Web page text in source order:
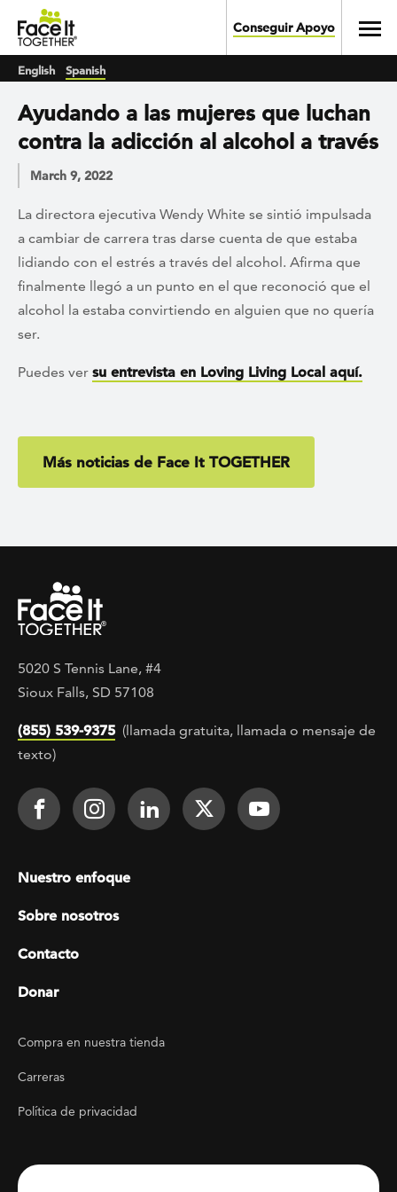
Skip to main content
Conseguir Apoyo
English Spanish
Ayudando a las mujeres que luchan
contra la adicción al alcohol a través
March 9, 2022
La directora ejecutiva Wendy White se sintió impulsada
a cambiar de carrera tras darse cuenta de que estaba
lidiando con el estrés a través del alcohol. Afirma que
finalmente llegó a un punto en el que reconoció que el
alcohol la estaba convirtiendo en alguien que no quería
ser.
Puedes ver su entrevista en Loving Living Local aquí.
Más noticias de Face It TOGETHER
5020 S Tennis Lane, #4
Sioux Falls, SD 57108
(855) 539-9375 (llamada gratuita, llamada o mensaje de
texto)
Footer Social
Face It TOGETHER on Facebook
Face It TOGETHER on
Face It TOGETHER on
Face ItFace It
Footer menu
Nuestro enfoque
Sobre nosotros
Contacto
Donar
Footer Utility
Compra en nuestra tienda
Carreras
Política de privacidad